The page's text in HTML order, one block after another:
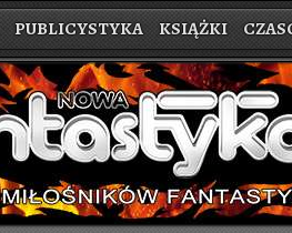
PUBLICYSTYKA KSIĄŻKI